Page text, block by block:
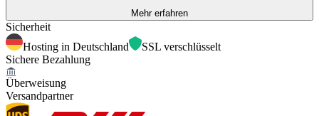
Mehr erfahren
Sicherheit
Hosting in Deutschland
SSL verschlüsselt
Sichere Bezahlung
Überweisung
Versandpartner